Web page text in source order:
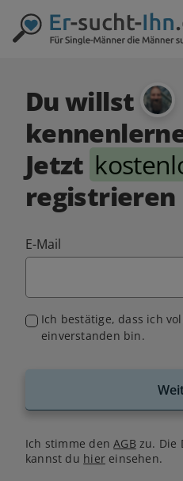
Du willst
Jetzt
registrieren
E-Mail
Ich bestätige, dass ich
einverstanden bin.
Ich stimme denAGB zu. Die
kannst du hiereinsehen.